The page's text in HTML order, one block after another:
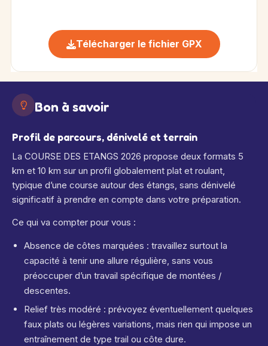
Télécharger le fichier GPX
Bon à savoir
Profil de parcours, dénivelé et terrain
La COURSE DES ETANGS 2026 propose deux formats 5
km et 10 km sur un profil globalement plat et roulant,
typique d’une course autour des étangs, sans dénivelé
significatif à prendre en compte dans votre préparation.
Ce qui va compter pour vous :
Absence de côtes marquées : travaillez surtout la
capacité à tenir une allure régulière, sans vous
préoccuper d’un travail spécifique de montées /
descentes.
Relief très modéré : prévoyez éventuellement quelques
faux plats ou légères variations, mais rien qui impose un
entraînement de type trail ou côte dure.